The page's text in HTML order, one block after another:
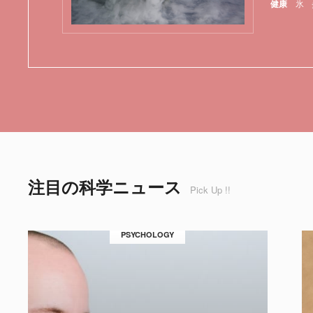
健康 氷
注目の科学ニュース Pick Up !!
PSYCHOLOGY